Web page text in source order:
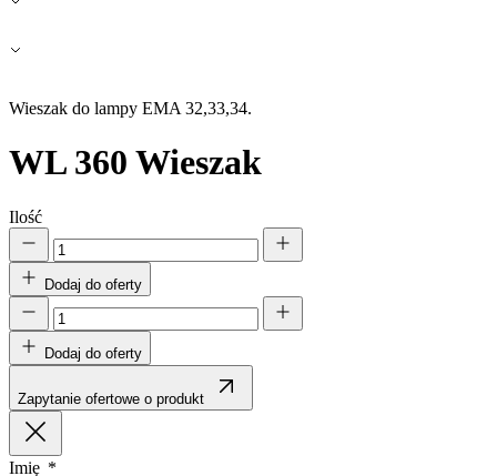
Wieszak do lampy EMA 32,33,34.
WL 360 Wieszak
Ilość
Dodaj do oferty
Dodaj do oferty
Zapytanie ofertowe o produkt
Imię